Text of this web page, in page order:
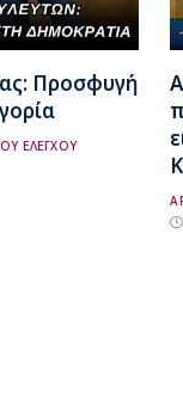
Προσφυγή
ΕΛΕΓΧΟΥ